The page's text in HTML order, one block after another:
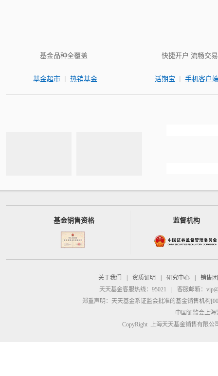
基金品种全覆盖
基金超市 | 热销基金
快捷开户 流畅交易
活期宝 | 手机客户
基金销售资格 监督机构
关于我们 资质证明 研究中心
销售
天天基金客服热线：95021
客服邮箱：
郑重声明： 天天基金系证监会批准的基金销售机构
中国证监会上
CopyRight 上海天天基金销售有限